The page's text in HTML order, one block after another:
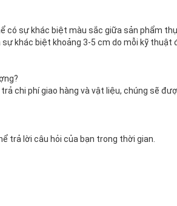
có sự khác biệt màu sắc giữa sản phẩm
khác biệt khoảng 3-5 cm do mỗi kỹ thuật
chi phí giao hàng và vật liệu, chúng sẽ
trả lời câu hỏi của bạn trong thời gian.